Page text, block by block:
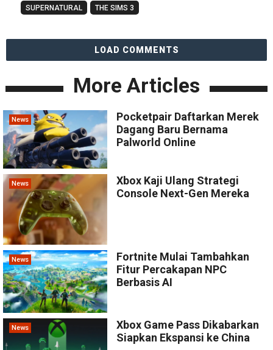
SUPERNATURAL THE SIMS 3
LOAD COMMENTS
More Articles
News
Pocketpair Daftarkan Merek
Dagang Baru Bernama
Palworld Online
News
Xbox Kaji Ulang Strategi
Console Next-Gen Mereka
News
Fortnite Mulai Tambahkan
Fitur Percakapan NPC
Berbasis AI
News
Xbox Game Pass Dikabarkan
Siapkan Ekspansi ke China